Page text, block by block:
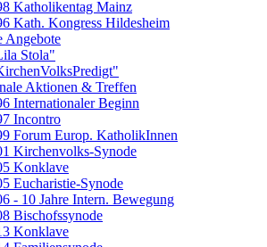
Katholikentag Mainz
Kath. Kongress Hildesheim
Angebote
Stola"
Aktionen & Treffen
Internationaler Beginn
Incontro
Forum Europ. KatholikInnen
Kirchenvolks-Synode
Konklave
Eucharistie-Synode
- 10 Jahre Intern. Bewegung
Bischofssynode
Konklave